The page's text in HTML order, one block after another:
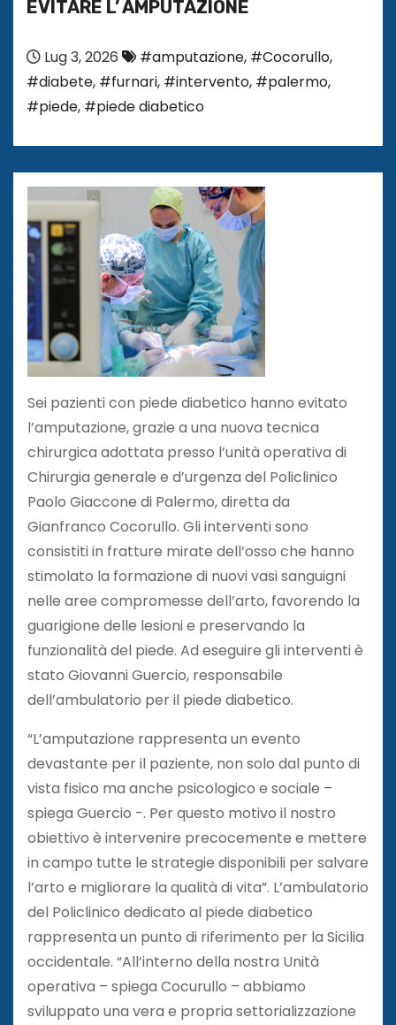
EVITARE L’ AMPUTAZIONE
Lug 3, 2026 #amputazione, #Cocorullo,
#diabete, #furnari, #intervento, #palermo,
#piede, #piede diabetico
Sei pazienti con piede diabetico hanno evitato
l’amputazione, grazie a una nuova tecnica
chirurgica adottata presso l’unità operativa di
Chirurgia generale e d’urgenza del Policlinico
Paolo Giaccone di Palermo, diretta da
Gianfranco Cocorullo. Gli interventi sono
consistiti in fratture mirate dell’osso che hanno
stimolato la formazione di nuovi vasi sanguigni
nelle aree compromesse dell’arto, favorendo la
guarigione delle lesioni e preservando la
funzionalità del piede. Ad eseguire gli interventi è
stato Giovanni Guercio, responsabile
dell’ambulatorio per il piede diabetico.
“L’amputazione rappresenta un evento
devastante per il paziente, non solo dal punto di
vista fisico ma anche psicologico e sociale –
spiega Guercio -. Per questo motivo il nostro
obiettivo è intervenire precocemente e mettere
in campo tutte le strategie disponibili per salvare
l’arto e migliorare la qualità di vita”. L’ambulatorio
del Policlinico dedicato al piede diabetico
rappresenta un punto di riferimento per la Sicilia
occidentale. “All’interno della nostra Unità
operativa – spiega Cocurullo – abbiamo
sviluppato una vera e propria settorializzazione